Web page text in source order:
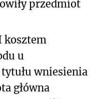
przedmiot
kosztem
u
wniesienia
główna